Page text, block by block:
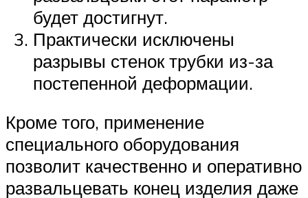
будет достигнут.
Практически исключены
разрывы стенок трубки из-за
постепенной деформации.
Кроме того, применение
специального оборудования
позволит качественно и оперативно
развальцевать конец изделия даже